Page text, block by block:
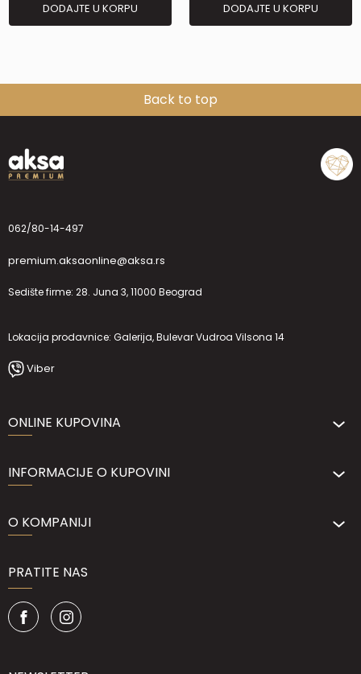
DODAJTE U KORPU DODAJTE U KORPU
Back to top
062/80-14-497
premium.aksaonline@aksa.rs
Sedište firme: 28. Juna 3, 11000 Beograd
Lokacija prodavnice: Galerija, Bulevar Vudroa Vilsona 14
Viber
ONLINE KUPOVINA
INFORMACIJE O KUPOVINI
O KOMPANIJI
PRATITE NAS